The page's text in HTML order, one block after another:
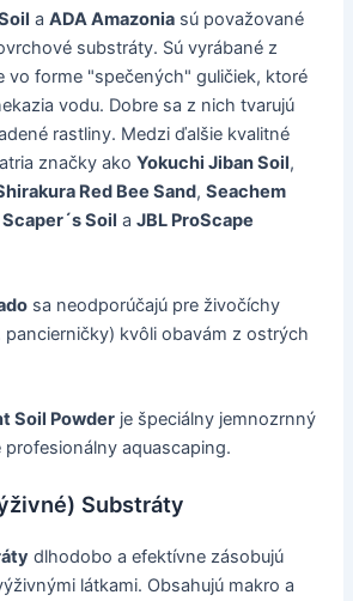
aADA Amazonia sú považované
substráty. Sú vyrábané z
vo forme "spečených" guličiek, ktoré
vodu. Dobre sa z nich tvarujú
rastliny. Medzi ďalšie kvalitné
značky akoYokuchi Jiban Soil,
Red Bee Sand,Seachem
Soil aJBL ProScape
sa neodporúčajú pre živočíchy
pancierničky) kvôli obavám z ostrých
Soil Powder je špeciálny jemnozrnný
aquascaping.
Substráty
dlhodobo a efektívne zásobujú
látkami. Obsahujú makro a